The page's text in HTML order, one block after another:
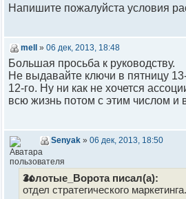
Напишите пожалуйста условия
mell » 06 дек, 2013, 18:48
Большая просьба к руководству.
Не выдавайте ключи в пятницу
12-го. Ну ни как не хочется
всю жизнь потом с этим числом
Senyak » 06 дек, 2013, 18:50
Золотые_Ворота писал(а):
отдел стратегического маркетинга.